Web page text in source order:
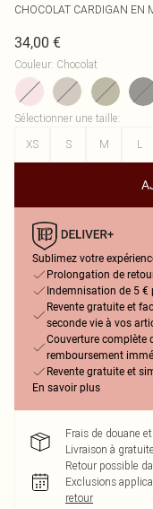
CHOCOLAT CARDIGAN EN
34,00 €
Couleur: Chocolat
Sélectionner une taille:
XS
S M L
Sublimez votre
Prolongation de
Indemnisation de 5
Revente gratuite et
seconde vie à vos
Couverture complète
remboursement
Revente gratuite et
En savoir plus
Frais de douane
Livraison à
Retour possible
Exclusions
retour